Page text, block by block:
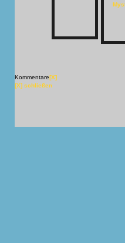
Kommentare[X]
[X] schließen